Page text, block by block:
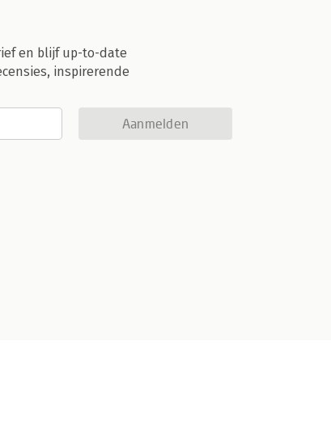
en blijf up-to-date
inspirerende
Aanmelden